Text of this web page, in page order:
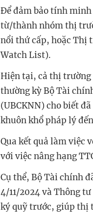
Để đảm bảo tính
từ/thành nhóm thị
nổi thứ cấp, hoặc Thị
Watch List).
Hiện tại, cả thị trường
thường kỳ Bộ Tài
(UBCKNN) cho biết
khuôn khổ pháp lý
Qua kết quả làm việc
với việc nâng hạng
Cụ thể, Bộ Tài chính
4/11/2024 và Thông
ký quỹ trước, giúp thị